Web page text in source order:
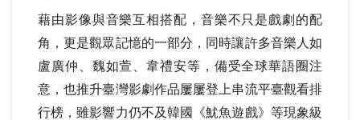
藉由影像與音樂互相搭配，音樂不只是戲劇的配
角，更是觀眾記憶的一部分，同時讓許多音樂人如
盧廣仲、魏如萱、韋禮安等，備受全球華語圈注
意，也推升臺灣影劇作品屢屢登上串流平臺觀看排
行榜，雖影響力仍不及韓國《魷魚遊戲》等現象級